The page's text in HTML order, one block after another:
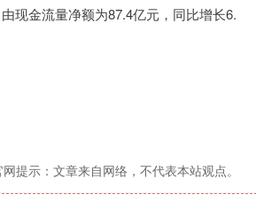
现金流量净额为87.4亿元，同比增长6.
提示：文章来自网络，不代表本站观点。